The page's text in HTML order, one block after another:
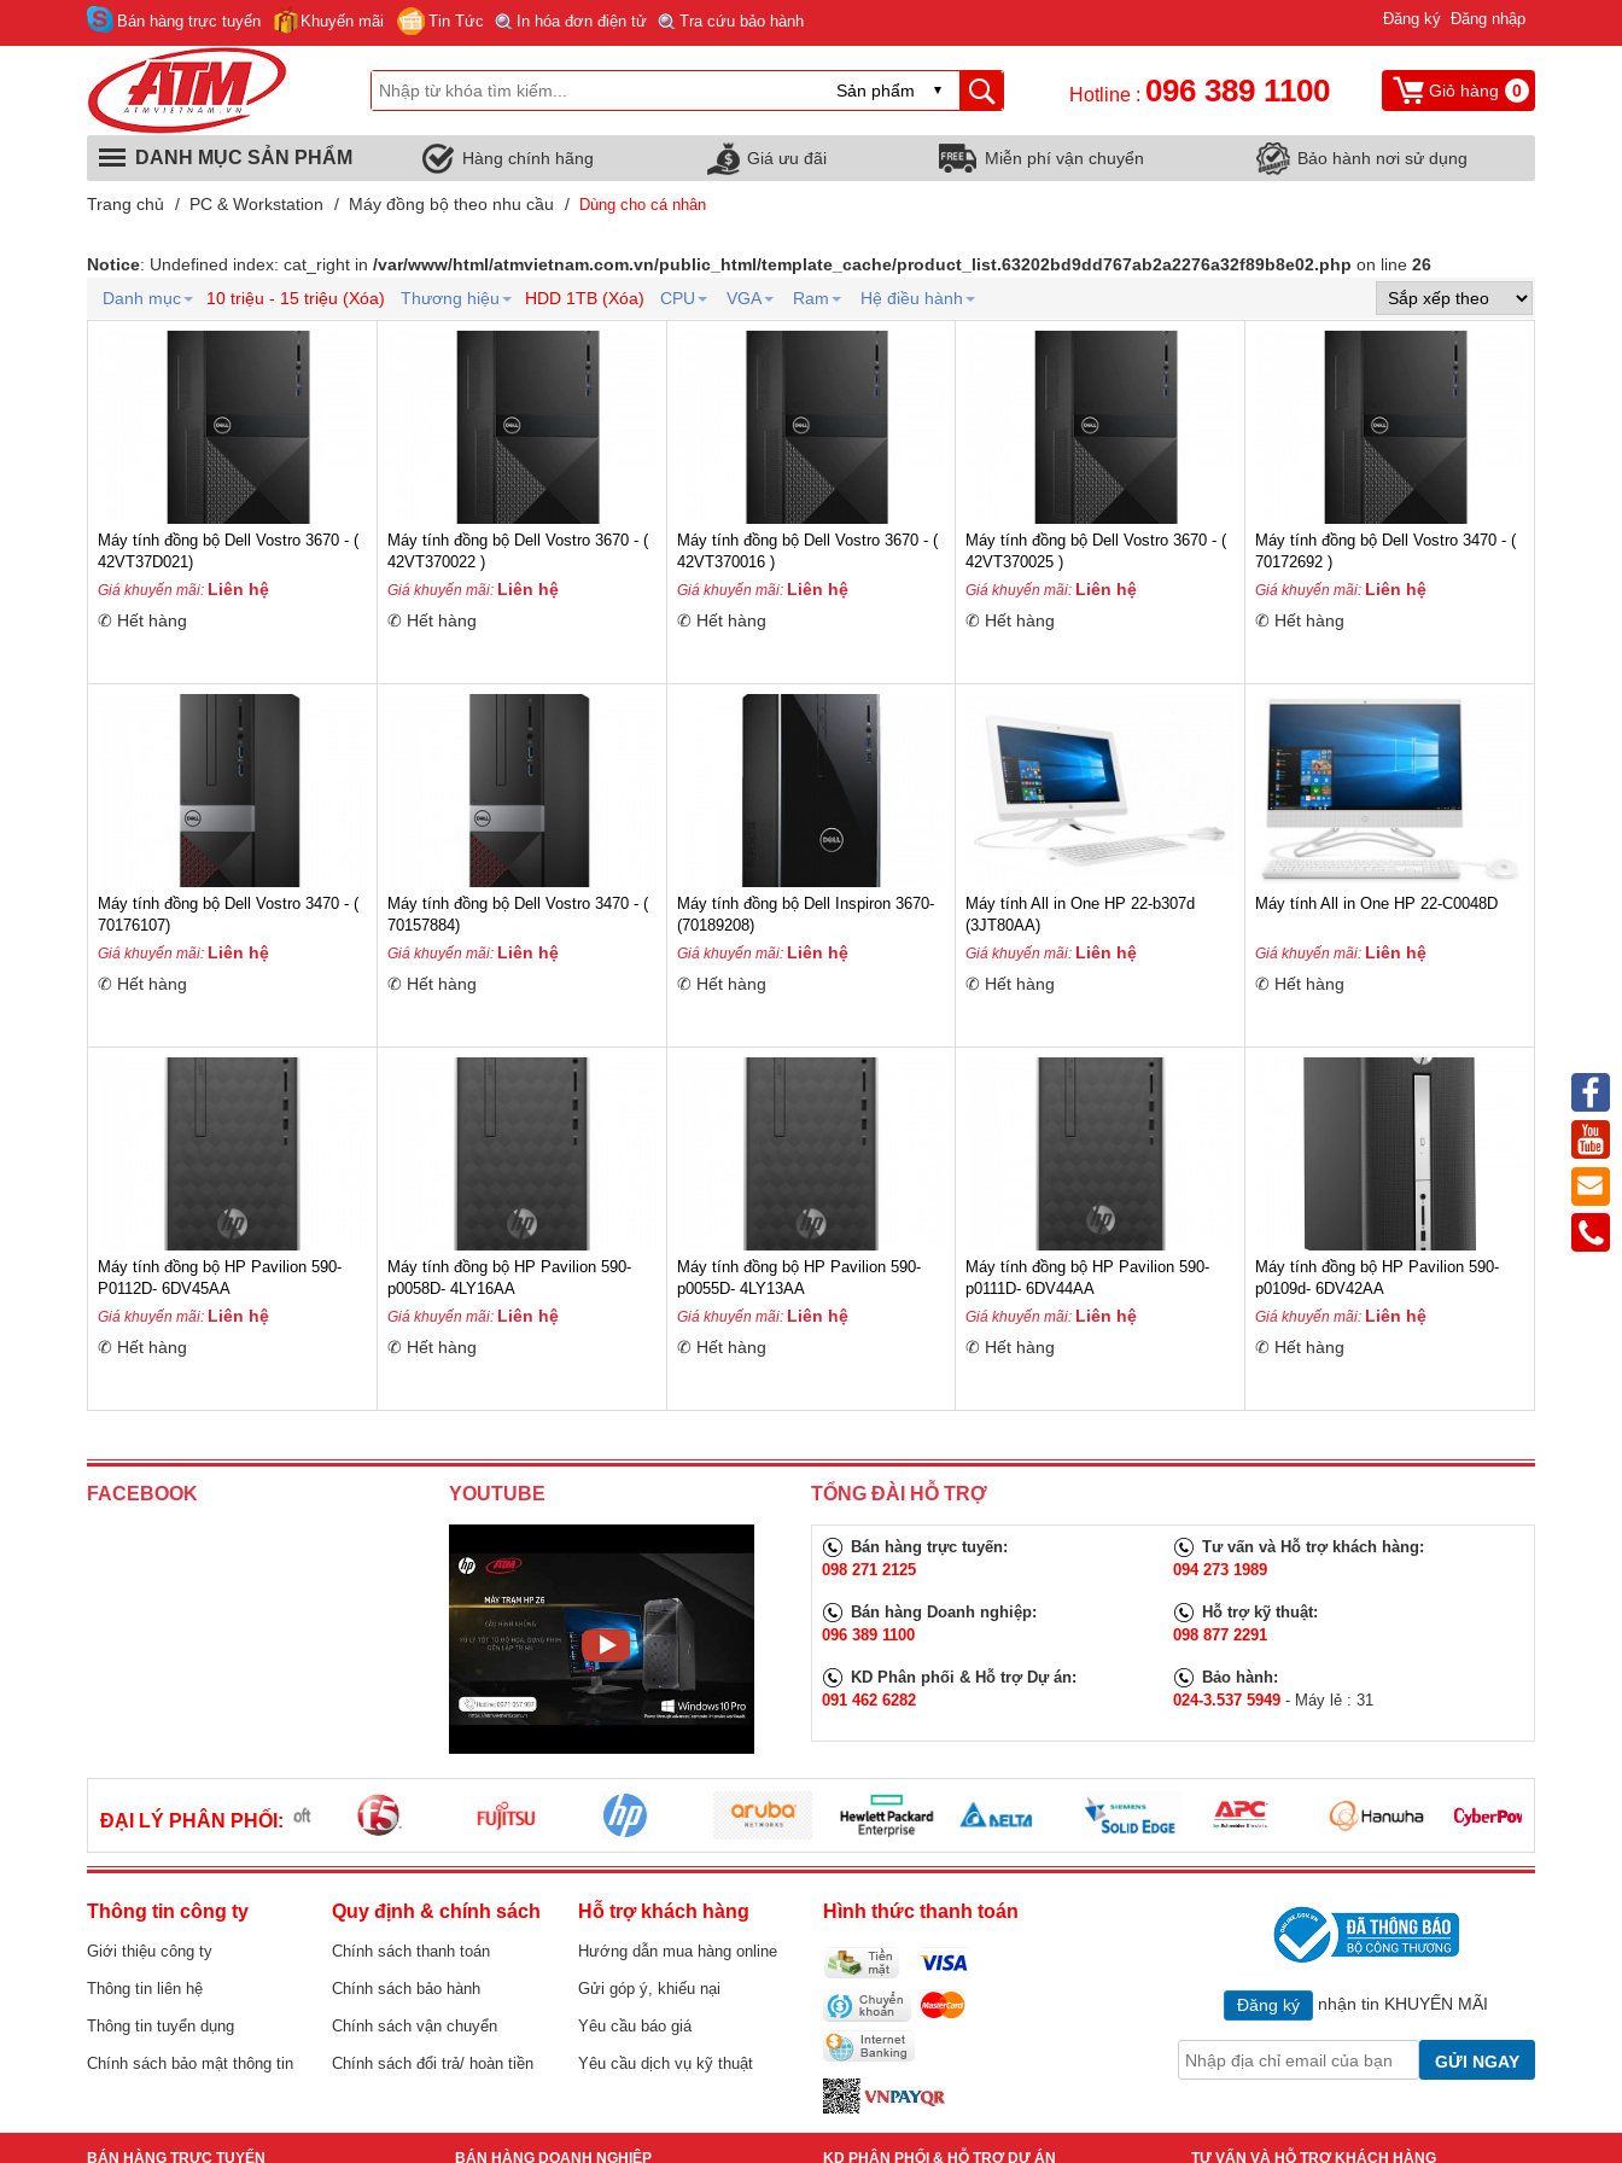
Bán hàng trực tuyến Khuyến mãi Tin Tức In hóa đơn điện tử Tra cứu bảo hành Đăng ký Đăng nhập
Hotline : 096 389 1100 Giỏ hàng 0
DANH MỤC SẢN PHẨM Hàng chính hãng Giá ưu đãi Miễn phí vận chuyển Bảo hành nơi sử dụng
Trang chủ / PC & Workstation / Máy đồng bộ theo nhu cầu / Dùng cho cá nhân
Notice: Undefined index: cat_right in /var/www/html/atmvietnam.com.vn/public_html/template_cache/product_list.63202bd9dd767ab2a2276a32f89b8e02.php on line 26
Danh mục
10 triệu - 15 triệu (Xóa) Thương hiệu HDD 1TB (Xóa) CPU VGA Ram Hệ điều hành
Máy tính đồng bộ Dell Vostro 3670 - (
42VT37D021)
Giá khuyến mãi: Liên hệ
✆ Hết hàng
Máy tính đồng bộ Dell Vostro 3670 - (
42VT370022 )
Giá khuyến mãi: Liên hệ
✆ Hết hàng
Máy tính đồng bộ Dell Vostro 3670 - (
42VT370016 )
Giá khuyến mãi: Liên hệ
✆ Hết hàng
Máy tính đồng bộ Dell Vostro 3670 - (
42VT370025 )
Giá khuyến mãi: Liên hệ
✆ Hết hàng
Máy tính đồng bộ Dell Vostro 3470 - (
70172692 )
Giá khuyến mãi: Liên hệ
✆ Hết hàng
Máy tính đồng bộ Dell Vostro 3470 - (
70176107)
Giá khuyến mãi: Liên hệ
✆ Hết hàng
Máy tính đồng bộ Dell Vostro 3470 - (
70157884)
Giá khuyến mãi: Liên hệ
✆ Hết hàng
Máy tính đồng bộ Dell Inspiron 3670-
(70189208)
Giá khuyến mãi: Liên hệ
✆ Hết hàng
Máy tính All in One HP 22-b307d
(3JT80AA)
Giá khuyến mãi: Liên hệ
✆ Hết hàng
Máy tính All in One HP 22-C0048D
Giá khuyến mãi: Liên hệ
✆ Hết hàng
Máy tính đồng bộ HP Pavilion 590-
P0112D- 6DV45AA
Giá khuyến mãi: Liên hệ
✆ Hết hàng
Máy tính đồng bộ HP Pavilion 590-
p0058D- 4LY16AA
Giá khuyến mãi: Liên hệ
✆ Hết hàng
Máy tính đồng bộ HP Pavilion 590-
p0055D- 4LY13AA
Giá khuyến mãi: Liên hệ
✆ Hết hàng
Máy tính đồng bộ HP Pavilion 590-
p0111D- 6DV44AA
Giá khuyến mãi: Liên hệ
✆ Hết hàng
Máy tính đồng bộ HP Pavilion 590-
p0109d- 6DV42AA
Giá khuyến mãi: Liên hệ
✆ Hết hàng
FACEBOOK YOUTUBE TỔNG ĐÀI HỖ TRỢ
Bán hàng trực tuyến:
098 271 2125
Bán hàng Doanh nghiệp:
096 389 1100
KD Phân phối & Hỗ trợ Dự án:
091 462 6282
Tư vấn và Hỗ trợ khách hàng:
094 273 1989
Hỗ trợ kỹ thuật:
098 877 2291
Bảo hành:
024-3.537 5949 - Máy lẻ : 31
ĐẠI LÝ PHÂN PHỐI:
Thông tin công ty
Giới thiệu công ty
Thông tin liên hệ
Thông tin tuyển dụng
Chính sách bảo mật thông tin
Quy định & chính sách
Chính sách thanh toán
Chính sách bảo hành
Chính sách vận chuyển
Chính sách đổi trả/ hoàn tiền
Hỗ trợ khách hàng
Hướng dẫn mua hàng online
Gửi góp ý, khiếu nại
Yêu cầu báo giá
Yêu cầu dịch vụ kỹ thuật
Hình thức thanh toán
Đăng ký nhận tin KHUYẾN MÃI
GỬI NGAY
BÁN HÀNG TRỰC TUYẾN BÁN HÀNG DOANH NGHIỆP KD PHÂN PHỐI & HỖ TRỢ DỰ ÁN TƯ VẤN VÀ HỖ TRỢ KHÁCH HÀNG